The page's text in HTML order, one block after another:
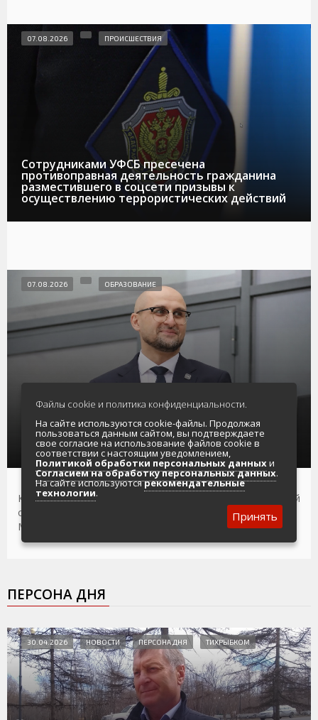
Сотрудниками УФСБ пресечена
противоправная деятельность гражданина
разместившего в соцсети призывы к
осуществлению террористических действий
07.08.2026 ПРОИСШЕСТВИЯ
Кандидатура нового министра образования
Магаданской области Владимира Савхалова
получила одобрение Министерства
просвещения РФ
07.08.2026 ОБРАЗОВАНИЕ
Кандидатура нового министра образования Магаданской
области Владимира Савхалова получила одобрение
Министерства просвещения РФ
ПЕРСОНА ДНЯ
30.04.2026 НОВОСТИ ПЕРСОНА ДНЯ ТИХРЫБКОМ
Файлы cookie и политика конфиденциальности.
На сайте используются cookie-файлы. Продолжая
пользоваться данным сайтом, вы подтверждаете
свое согласие на использование файлов cookie в
соответствии с настоящим уведомлением,
Политикой обработки персональных данныхи
Согласием на обработку персональных данных.
На сайте используютсярекомендательные
технологии.
Принять